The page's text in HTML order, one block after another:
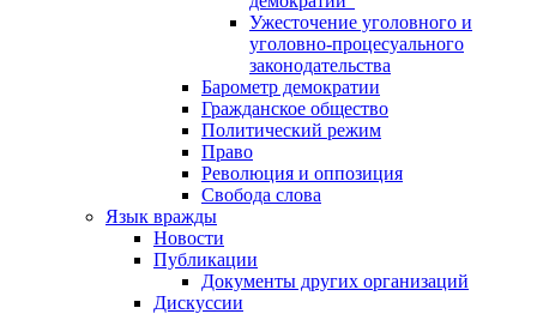
Ужесточение уголовного и
уголовно-процесуального
законодательства
Барометр демократии
Гражданское общество
Политический режим
Право
Революция и оппозиция
Свобода слова
Язык вражды
Новости
Публикации
Документы других организаций
Дискуссии